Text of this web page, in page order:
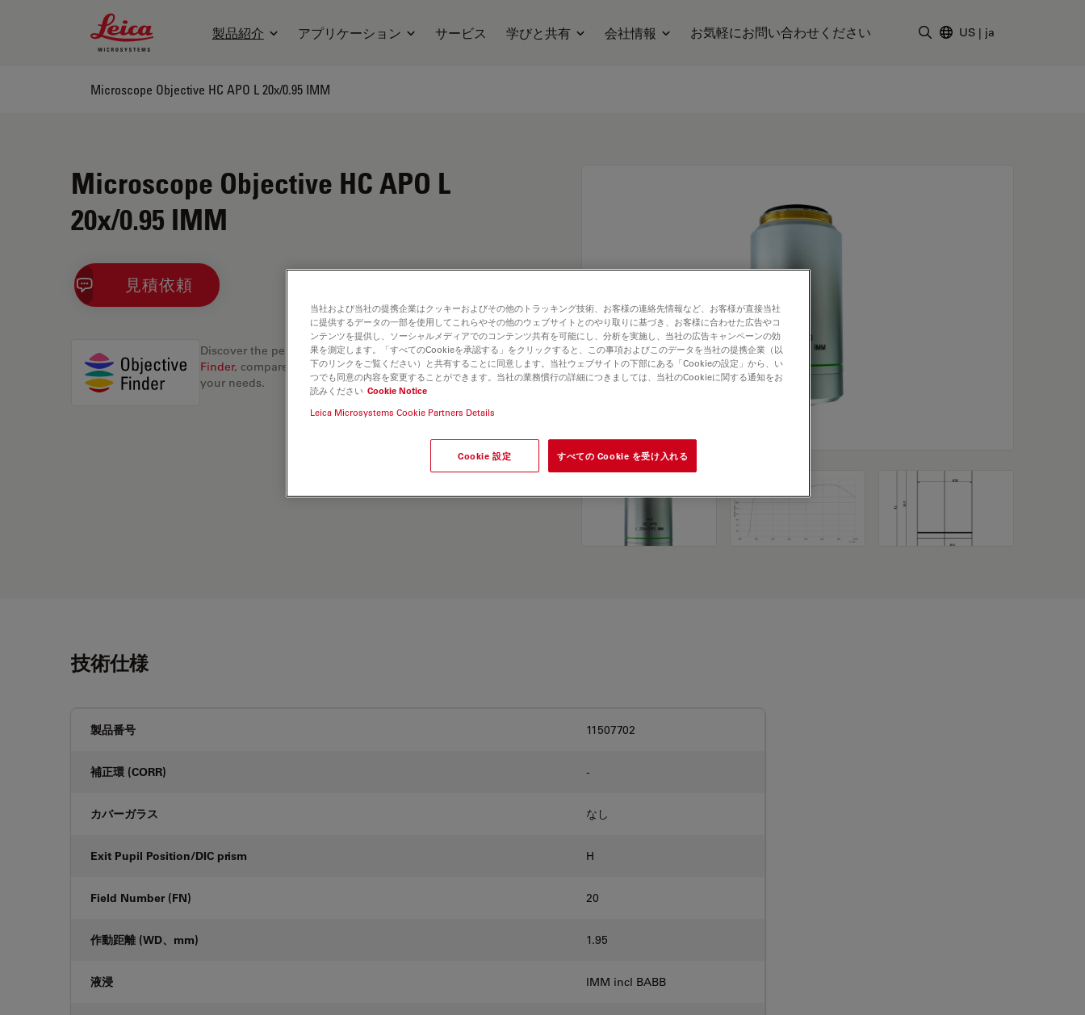
Leica Microsystems Logo
製品紹介 アプリケーション サービス 学びと共有 会社情報 お気軽にお問い合わせください US | ja
Microscope Objective HC APO L 20x/0.95 IMM
Microscope Objective HC APO L
20x/0.95 IMM
見積依頼
Discover the perfect solution. Explore ourObjective
Finder, compare alternatives, and find the best fit for
your needs.
技術仕様
製品番号 11507702
補正環 (CORR) -
カバーガラス なし
Exit Pupil Position/DIC prism H
Field Number (FN) 20
作動距離 (WD、mm) 1.95
液浸 IMM incl BABB
当社および当社の提携企業はクッキーおよびその他のトラッキング技術、お客様の連絡先情報など、お客様が直接当社
に提供するデータの一部を使用してこれらやその他のウェブサイトとのやり取りに基づき、お客様に合わせた広告やコ
ンテンツを提供し、ソーシャルメディアでのコンテンツ共有を可能にし、分析を実施し、当社の広告キャンペーンの効
果を測定します。「すべてのCookieを承認する」をクリックすると、この事項およびこのデータを当社の提携企業（以
下のリンクをご覧ください）と共有することに同意します。当社ウェブサイトの下部にある「Cookieの設定」から、い
つでも同意の内容を変更することができます。当社の業務慣行の詳細につきましては、当社のCookieに関する通知をお
読みください Cookie Notice
Leica Microsystems Cookie Partners Details
Cookie 設定 すべての Cookie を受け入れる